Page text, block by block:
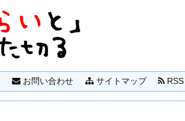
お問い合わせ サイトマップ RSS